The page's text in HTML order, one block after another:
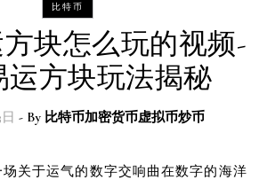
比特币
块怎么玩的视频-
运方块玩法揭秘
- By 比特币加密货币虚拟币炒币